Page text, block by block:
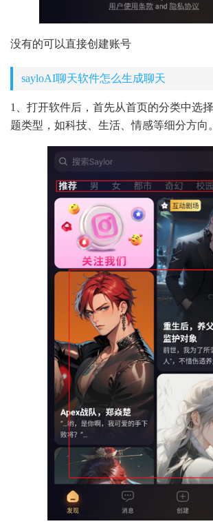
没有的可以直接创建账号
sayloAI聊天软件怎么生成聊天
1、打开软件后，首先从首页的分类中选
题类型，如科技、生活、情感等细分方向。